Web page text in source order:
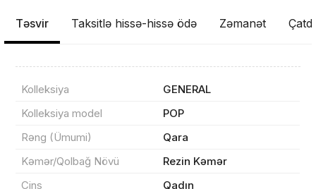
Təsvir Taksitlə hissə-hissə ödə Zəmanət
Kolleksiya
GENERAL
Kolleksiya model
POP
Rəng (Ümumi)
Qara
Kəmər/Qolbağ Növü
Rezin Kəmər
Cins
Qadın